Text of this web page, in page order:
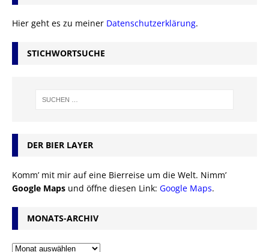
Hier geht es zu meiner Datenschutzerklärung.
STICHWORTSUCHE
DER BIER LAYER
Komm’ mit mir auf eine Bierreise um die Welt. Nimm’
Google Maps und öffne diesen Link: Google Maps.
MONATS-ARCHIV